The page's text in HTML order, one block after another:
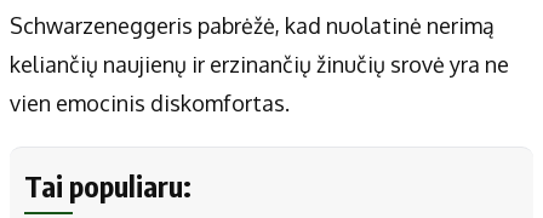
Schwarzeneggeris pabrėžė, kad nuolatinė nerimą
keliančių naujienų ir erzinančių žinučių srovė yra ne
vien emocinis diskomfortas.
Tai populiaru: